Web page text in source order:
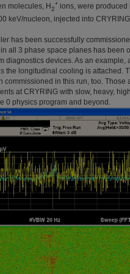
molecules, H2
+ ions, were
keV/nucleon, injected into
has been successfully
all 3 phase space planes has been
diagnostics devices. As an example,
the longitudinal cooling is attached.
commissioned in this run, too. Those
at CRYRING with slow, heavy,
0 physics program and beyond.